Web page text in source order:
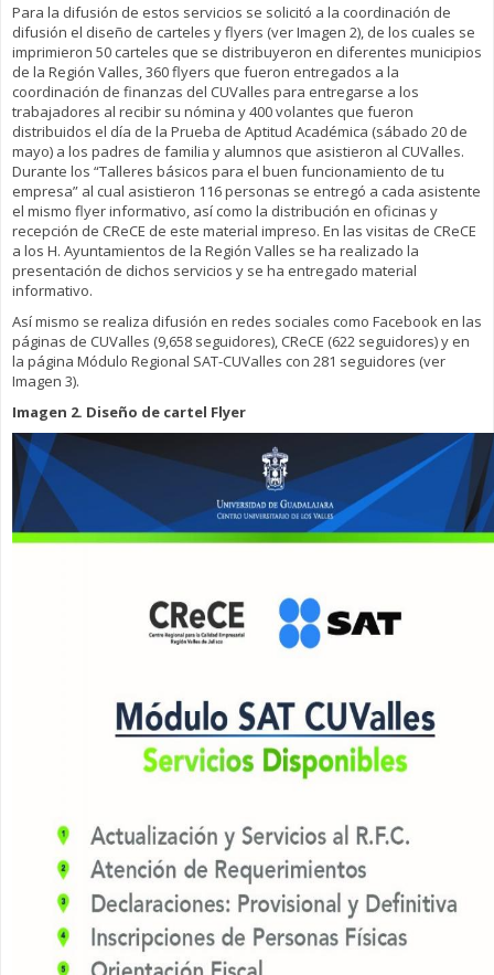
Para la difusión de estos servicios se solicitó a la coordinación de
difusión el diseño de carteles y flyers (ver Imagen 2), de los cuales se
imprimieron 50 carteles que se distribuyeron en diferentes municipios
de la Región Valles, 360 flyers que fueron entregados a la
coordinación de finanzas del CUValles para entregarse a los
trabajadores al recibir su nómina y 400 volantes que fueron
distribuidos el día de la Prueba de Aptitud Académica (sábado 20 de
mayo) a los padres de familia y alumnos que asistieron al CUValles.
Durante los “Talleres básicos para el buen funcionamiento de tu
empresa” al cual asistieron 116 personas se entregó a cada asistente
el mismo flyer informativo, así como la distribución en oficinas y
recepción de CReCE de este material impreso. En las visitas de CReCE
a los H. Ayuntamientos de la Región Valles se ha realizado la
presentación de dichos servicios y se ha entregado material
informativo.
Así mismo se realiza difusión en redes sociales como Facebook en las
páginas de CUValles (9,658 seguidores), CReCE (622 seguidores) y en
la página Módulo Regional SAT-CUValles con 281 seguidores (ver
Imagen 3).
Imagen 2. Diseño de cartel Flyer